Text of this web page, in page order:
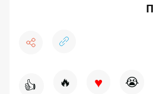
👍 🔥 ♥ 😭